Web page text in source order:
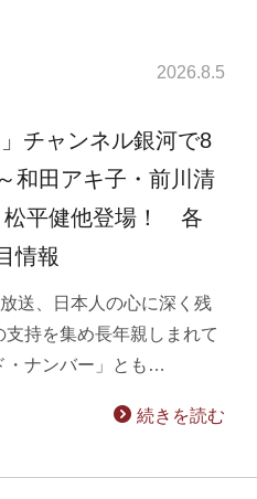
2026.8.5
チャンネル銀河で8
和田アキ子・前川清
松平健他登場！ 各
情報
送、日本人の心に深く残
持を集め長年親しまれて
・ナンバー」とも…
続きを読む